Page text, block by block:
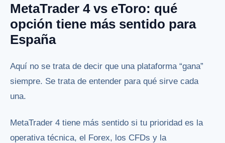
MetaTrader 4 vs eToro: qué
opción tiene más sentido para
España
Aquí no se trata de decir que una plataforma “gana”
siempre. Se trata de entender para qué sirve cada
una.
MetaTrader 4 tiene más sentido si tu prioridad es la
operativa técnica, el Forex, los CFDs y la